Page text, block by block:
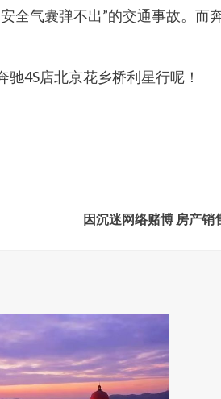
气囊弹不出”的交通事故。而
4S店北京花乡桥利星行呢！
因沉迷网络赌博 房产销